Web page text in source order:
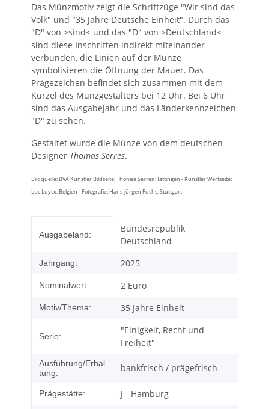
Das Münzmotiv zeigt die Schriftzüge "Wir sind das
Volk" und "35 Jahre Deutsche Einheit". Durch das
"D" von >sind< und das "D" von >Deutschland<
sind diese Inschriften indirekt miteinander
verbunden, die Linien auf der Münze
symbolisieren die Öffnung der Mauer. Das
Prägezeichen befindet sich zusammen mit dem
Kürzel des Münzgestalters bei 12 Uhr. Bei 6 Uhr
sind das Ausgabejahr und das Länderkennzeichen
"D" zu sehen.
Gestaltet wurde die Münze von dem deutschen
Designer Thomas Serres.
Bildquelle: BVA Künstler Bildseite: Thomas Serres Hattingen - Künstler Wertseite:
Luc Luycx, Belgien - Fotografie: Hans-Jürgen Fuchs, Stuttgart
Produkteigenschaft
Ausgabeland:
Bundesrepublik
Deutschland
Jahrgang: 2025
Nominalwert: 2 Euro
Motiv/Thema: 35 Jahre Einheit
Serie:
"Einigkeit, Recht und
Freiheit"
Ausführung/Erhal
tung:
bankfrisch / prägefrisch
Prägestätte: J - Hamburg